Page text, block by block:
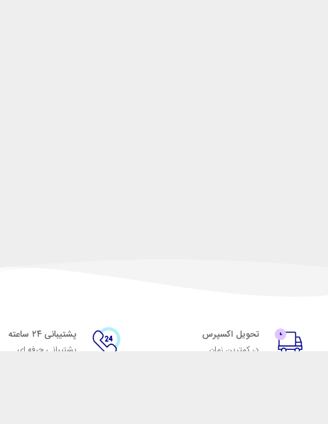
تحویل اکسپرس
در کمترین زمان
پشتیبانی ۲۴ ساعته
پشتیبانی حرفه ای